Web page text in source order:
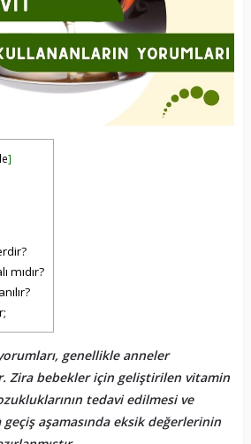
]
mıdır?
genellikle anneler
Zira bebekler için geliştirilen vitamin
tedavi edilmesi ve
aşamasında eksik değerlerinin